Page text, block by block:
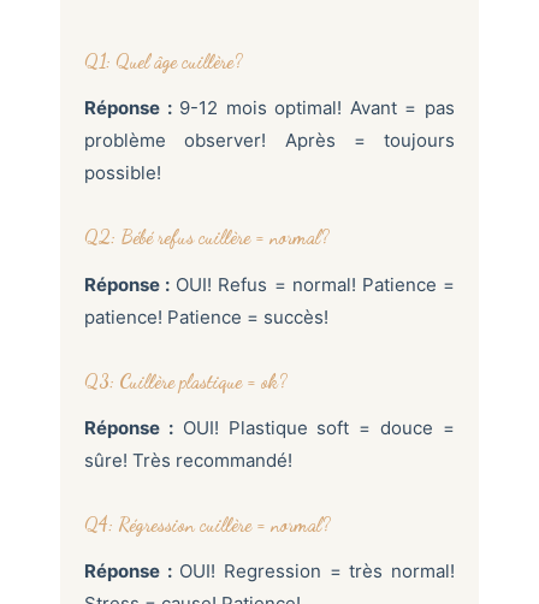
Q1: Quel âge cuillère?
Réponse :9-12 mois optimal! Avant = pas
problème observer! Après = toujours
possible!
Q2: Bébé refus cuillère = normal?
Réponse : OUI! Refus = normal! Patience =
patience! Patience = succès!
Q3: Cuillère plastique = ok?
Réponse :OUI! Plastique soft = douce =
sûre! Très recommandé!
Q4: Régression cuillère = normal?
Réponse :OUI! Regression = très normal!